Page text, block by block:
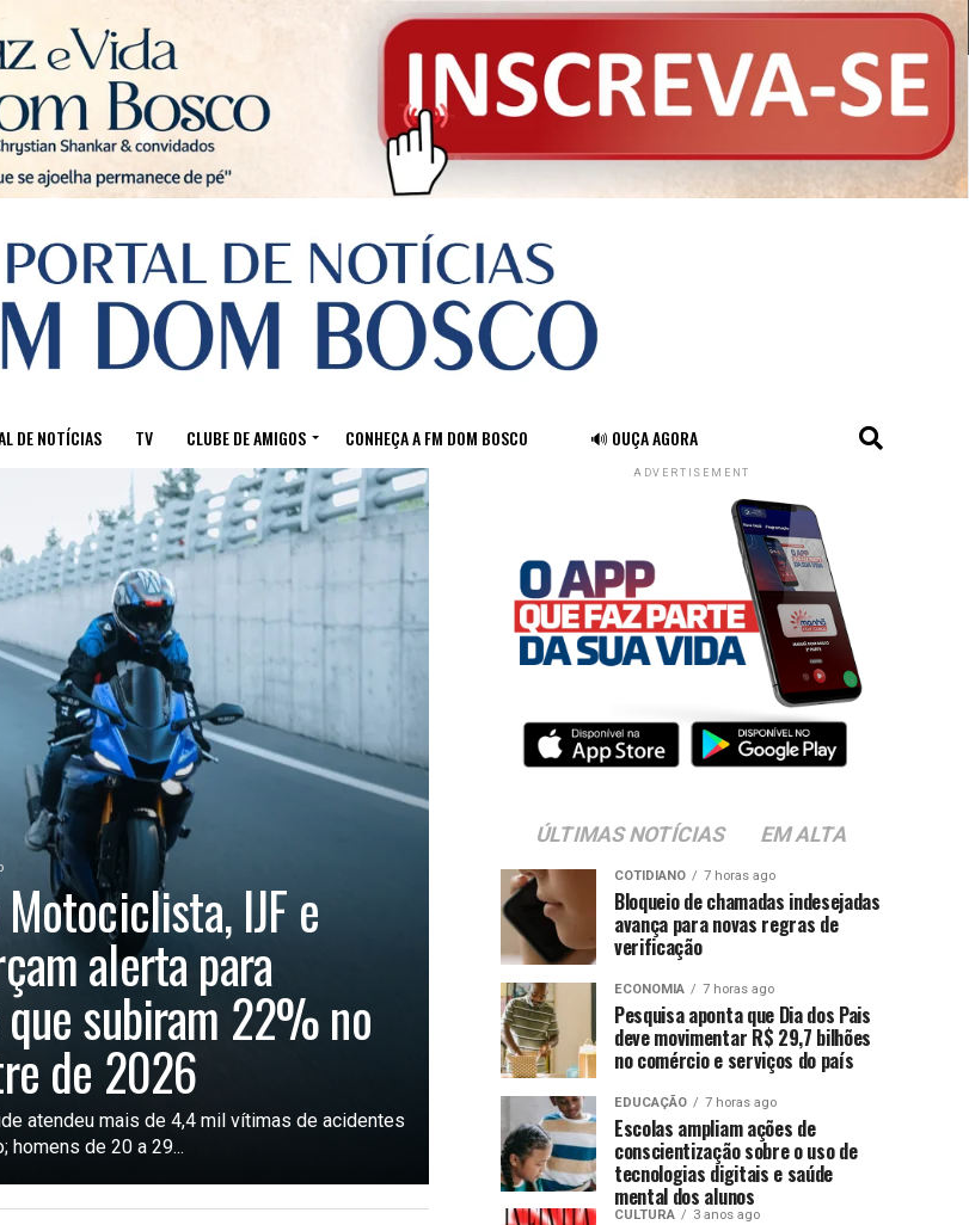
DE NOTÍCIAS TV CLUBE DE AMIGOS CONHEÇA A FM DOM BOSCO 🔊 OUÇA AGORA
IJF e
alerta para
subiram 22% no
de 2026
atendeu mais de 4,4 mil vítimas de acidentes
homens de 20 a 29...
ADVERTISEMENT
ÚLTIMAS NOTÍCIAS EM ALTA
COTIDIANO 7 horas ago
Bloqueio de chamadas indesejadas
avança para novas regras de
verificação
ECONOMIA 7 horas ago
Pesquisa aponta que Dia dos Pais
deve movimentar R$ 29,7 bilhões
no comércio e serviços do país
EDUCAÇÃO 7 horas ago
Escolas ampliam ações de
conscientização sobre o uso de
tecnologias digitais e saúde
mental dos alunos
CULTURA 3 anos ago
Sair da versão mobile